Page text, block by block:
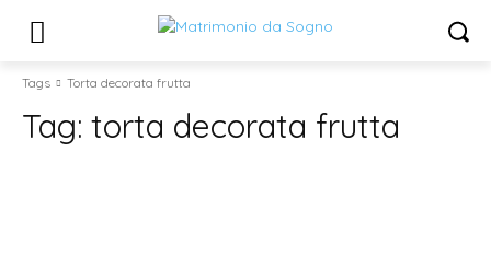
Tags Torta decorata frutta
Tag: torta decorata frutta